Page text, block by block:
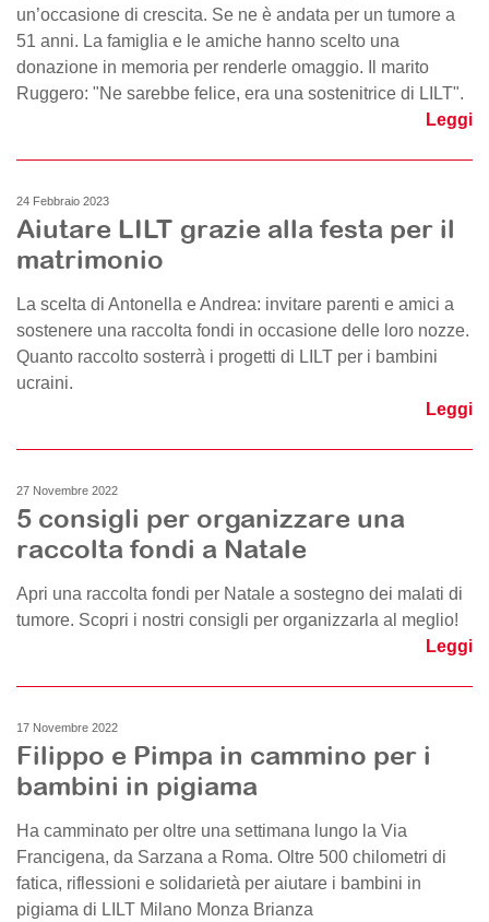
un’occasione di crescita. Se ne è andata per un tumore a
51 anni. La famiglia e le amiche hanno scelto una
donazione in memoria per renderle omaggio. Il marito
Ruggero: "Ne sarebbe felice, era una sostenitrice di LILT".
Leggi
24 Febbraio 2023
Aiutare LILT grazie alla festa per il
matrimonio
La scelta di Antonella e Andrea: invitare parenti e amici a
sostenere una raccolta fondi in occasione delle loro nozze.
Quanto raccolto sosterrà i progetti di LILT per i bambini
ucraini.
Leggi
27 Novembre 2022
5 consigli per organizzare una
raccolta fondi a Natale
Apri una raccolta fondi per Natale a sostegno dei malati di
tumore. Scopri i nostri consigli per organizzarla al meglio!
Leggi
17 Novembre 2022
Filippo e Pimpa in cammino per i
bambini in pigiama
Ha camminato per oltre una settimana lungo la Via
Francigena, da Sarzana a Roma. Oltre 500 chilometri di
fatica, riflessioni e solidarietà per aiutare i bambini in
pigiama di LILT Milano Monza Brianza